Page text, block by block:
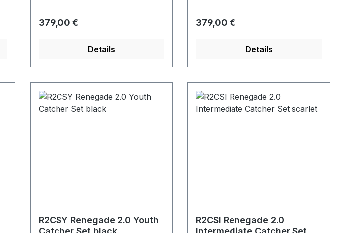
Regulärer Preis:
379,00 €
Details
Regulärer Preis:
379,00 €
Details
R2CSY Renegade 2.0 Youth
R2CSI Renegade 2.0